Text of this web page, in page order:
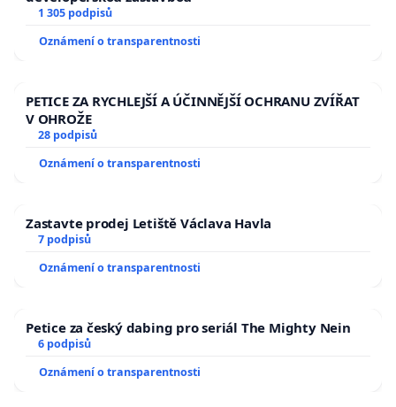
1 305 podpisů
Oznámení o transparentnosti
PETICE ZA RYCHLEJŠÍ A ÚČINNĚJŠÍ OCHRANU ZVÍŘAT
V OHROŽE
28 podpisů
Oznámení o transparentnosti
Zastavte prodej Letiště Václava Havla
7 podpisů
Oznámení o transparentnosti
Petice za český dabing pro seriál The Mighty Nein
6 podpisů
Oznámení o transparentnosti